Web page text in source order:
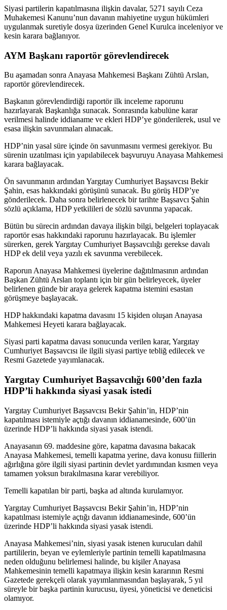
Siyasi partilerin kapatılmasına ilişkin davalar, 5271 sayılı Ceza
Muhakemesi Kanunu’nun davanın mahiyetine uygun hükümleri
uygulanmak suretiyle dosya üzerinden Genel Kurulca inceleniyor ve
kesin karara bağlanıyor.
AYM Başkanı raportör görevlendirecek
Bu aşamadan sonra Anayasa Mahkemesi Başkanı Zühtü Arslan,
raportör görevlendirecek.
Başkanın görevlendirdiği raportör ilk inceleme raporunu
hazırlayarak Başkanlığa sunacak. Sonrasında kabulüne karar
verilmesi halinde iddianame ve ekleri HDP’ye gönderilerek, usul ve
esasa ilişkin savunmaları alınacak.
HDP’nin yasal süre içinde ön savunmasını vermesi gerekiyor. Bu
sürenin uzatılması için yapılabilecek başvuruyu Anayasa Mahkemesi
karara bağlayacak.
Ön savunmanın ardından Yargıtay Cumhuriyet Başsavcısı Bekir
Şahin, esas hakkındaki görüşünü sunacak. Bu görüş HDP’ye
gönderilecek. Daha sonra belirlenecek bir tarihte Başsavcı Şahin
sözlü açıklama, HDP yetkilileri de sözlü savunma yapacak.
Bütün bu sürecin ardından davaya ilişkin bilgi, belgeleri toplayacak
raportör esas hakkındaki raporunu hazırlayacak. Bu işlemler
sürerken, gerek Yargıtay Cumhuriyet Başsavcılığı gerekse davalı
HDP ek delil veya yazılı ek savunma verebilecek.
Raporun Anayasa Mahkemesi üyelerine dağıtılmasının ardından
Başkan Zühtü Arslan toplantı için bir gün belirleyecek, üyeler
belirlenen günde bir araya gelerek kapatma istemini esastan
görüşmeye başlayacak.
HDP hakkındaki kapatma davasını 15 kişiden oluşan Anayasa
Mahkemesi Heyeti karara bağlayacak.
Siyasi parti kapatma davası sonucunda verilen karar, Yargıtay
Cumhuriyet Başsavcısı ile ilgili siyasi partiye tebliğ edilecek ve
Resmi Gazetede yayımlanacak.
Yargıtay Cumhuriyet Başsavcılığı 600’den fazla
HDP’li hakkında siyasi yasak istedi
Yargıtay Cumhuriyet Başsavcısı Bekir Şahin’in, HDP’nin
kapatılması istemiyle açtığı davanın iddianamesinde, 600’ün
üzerinde HDP’li hakkında siyasi yasak istendi.
Anayasanın 69. maddesine göre, kapatma davasına bakacak
Anayasa Mahkemesi, temelli kapatma yerine, dava konusu fiillerin
ağırlığına göre ilgili siyasi partinin devlet yardımından kısmen veya
tamamen yoksun bırakılmasına karar verebiliyor.
Temelli kapatılan bir parti, başka ad altında kurulamıyor.
Yargıtay Cumhuriyet Başsavcısı Bekir Şahin’in, HDP’nin
kapatılması istemiyle açtığı davanın iddianamesinde, 600’ün
üzerinde HDP’li hakkında siyasi yasak istendi.
Anayasa Mahkemesi’nin, siyasi yasak istenen kurucuları dahil
partililerin, beyan ve eylemleriyle partinin temelli kapatılmasına
neden olduğunu belirlemesi halinde, bu kişiler Anayasa
Mahkemesinin temelli kapatmaya ilişkin kesin kararının Resmi
Gazetede gerekçeli olarak yayımlanmasından başlayarak, 5 yıl
süreyle bir başka partinin kurucusu, üyesi, yöneticisi ve deneticisi
olamıyor.